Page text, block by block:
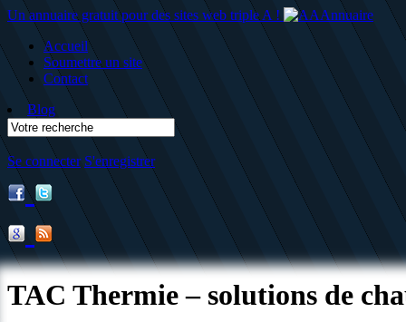
Un annuaire gratuit pour des sites web triple A !
Accueil
Soumettre un site
Contact
Blog
Se connecter S'enregistrer
TAC Thermie – solutions de